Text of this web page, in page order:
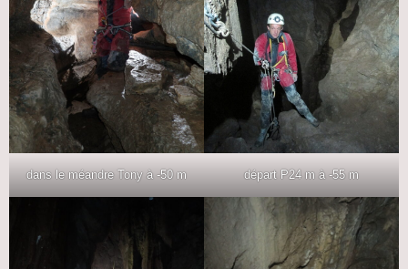
dans le méandre Tony à -50 m départ P24 m à -55 m